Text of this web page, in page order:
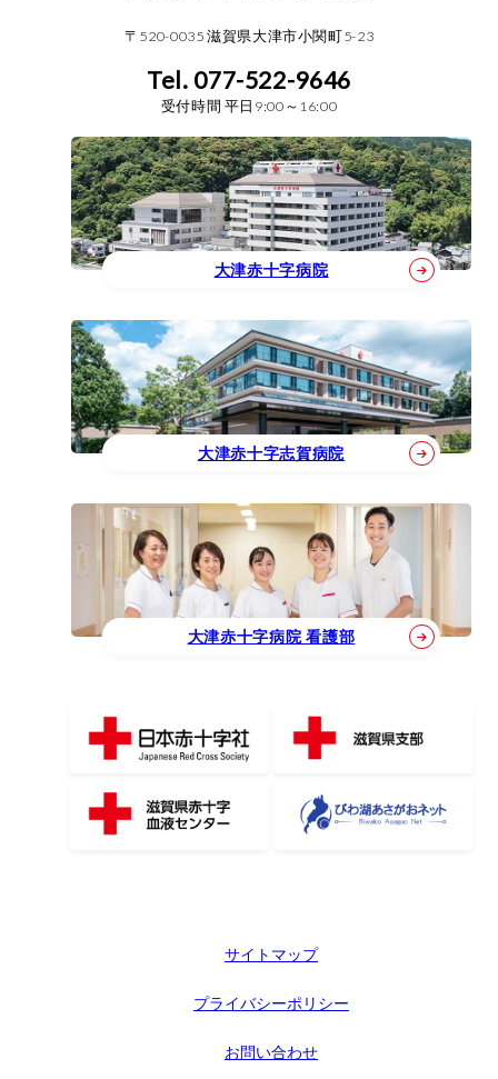
〒520-0035 滋賀県大津市小関町5-23
Tel. 077-522-9646
受付時間 平日9:00～16:00
大津赤十字病院
大津赤十字志賀病院
大津赤十字病院 看護部
サイトマップ
プライバシーポリシー
お問い合わせ